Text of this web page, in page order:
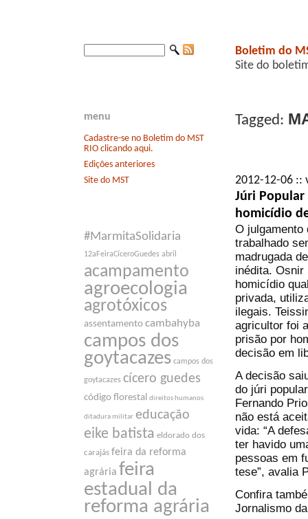
menu
Cadastre-se no Boletim do MST
RIO clicando aqui.
Edições anteriores
Site do MST
#MarmitaSolidaria
12aFeiraCíceroGuedes abril
acampamento
agroecologia
agrotóxicos
assentamento cambahyba
campos dos
goytacazes campos dos
goytacazes cícero guedes
código florestal direitos humanos
ditadura militar educação
eike batista eldorado dos
carajás feira da reforma
agrária feira
estadual da
reforma agrária
Boletim do
Site do
Tagged:
2012-12-06
Júri
homicídio
O julgamento
trabalhado
madrugada
inédita. Osnir
homicídio
privada,
ilegais.
agricultor foi
prisão por
decisão em
A decisão
do júri
Fernando
não está
vida: “A
ter havido
pessoas em
tese”, avalia
Confira
Jornalismo